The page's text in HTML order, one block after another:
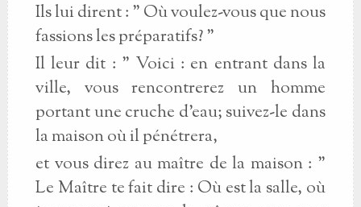
Ils lui dirent : " Où voulez-vous que nous
fassions les préparatifs? "
Il leur dit : " Voici : en entrant dans la
ville, vous rencontrerez un homme
portant une cruche d'eau; suivez-le dans
la maison où il pénétrera,
et vous direz au maître de la maison : "
Le Maître te fait dire : Où est la salle, où